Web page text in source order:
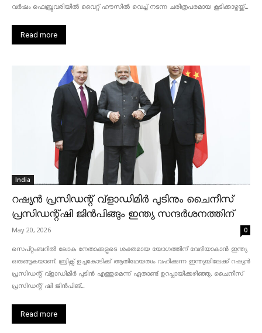
വർഷം ഫെബ്രുവരിയിൽ വൈറ്റ് ഹൗസിൽ വെച്ച് നടന്ന ചരിത്രപരമായ കൂടിക്കാഴ്ചയ്ക്ക്...
Read more
India
റഷ്യൻ പ്രസിഡന്റ് വ്‌ളാഡിമിർ പുടിനും ചൈനീസ്
പ്രസിഡന്റ്ഷി ജിൻപിങ്ങും ഇന്ത്യ സന്ദർശനത്തിന്
May 20, 2026 0
സെപ്റ്റംബറിൽ ലോക നേതാക്കളുടെ ശക്തമായ യോഗത്തിന് വേദിയാകാൻ ഇന്ത്യ
ഒരുങ്ങുകയാണ്. ബ്രിക്സ് ഉച്ചകോടിക്ക് ആതിഥേയത്വം വഹിക്കുന്ന ഇന്ത്യയിലേക്ക് റഷ്യൻ
പ്രസിഡന്റ് വ്‌ളാഡിമിർ പുടിൻ എത്തുമെന്ന് ഏതാണ്ട് ഉറപ്പായിക്കഴിഞ്ഞു. ചൈനീസ്
പ്രസിഡന്റ് ഷി ജിൻപിങ്...
Read more